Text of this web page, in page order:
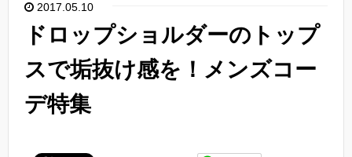
2017.05.10
ドロップショルダーのトップ
スで垢抜け感を！メンズコー
デ特集